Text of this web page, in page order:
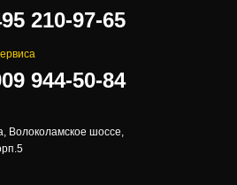
210-97-65
944-50-84
Волоколамское шоссе,